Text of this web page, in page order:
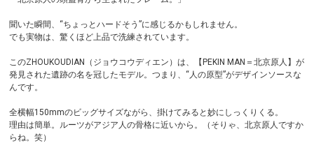
聞いた瞬間、“ちょっとハードそう”に感じるかもしれません。
でも実物は、驚くほど上品で洗練されています。
このZHOUKOUDIAN（ジョウコウディエン）は、【PEKIN MAN＝北京原人】が
発見された遺跡の名を冠したモデル。つまり、“人の原型”がデザインソースな
んです。
全横幅150mmのビッグサイズながら、掛けてみると妙にしっくりくる。
理由は簡単。ルーツがアジア人の骨格に近いから。（そりゃ、北京原人ですか
らね。笑）